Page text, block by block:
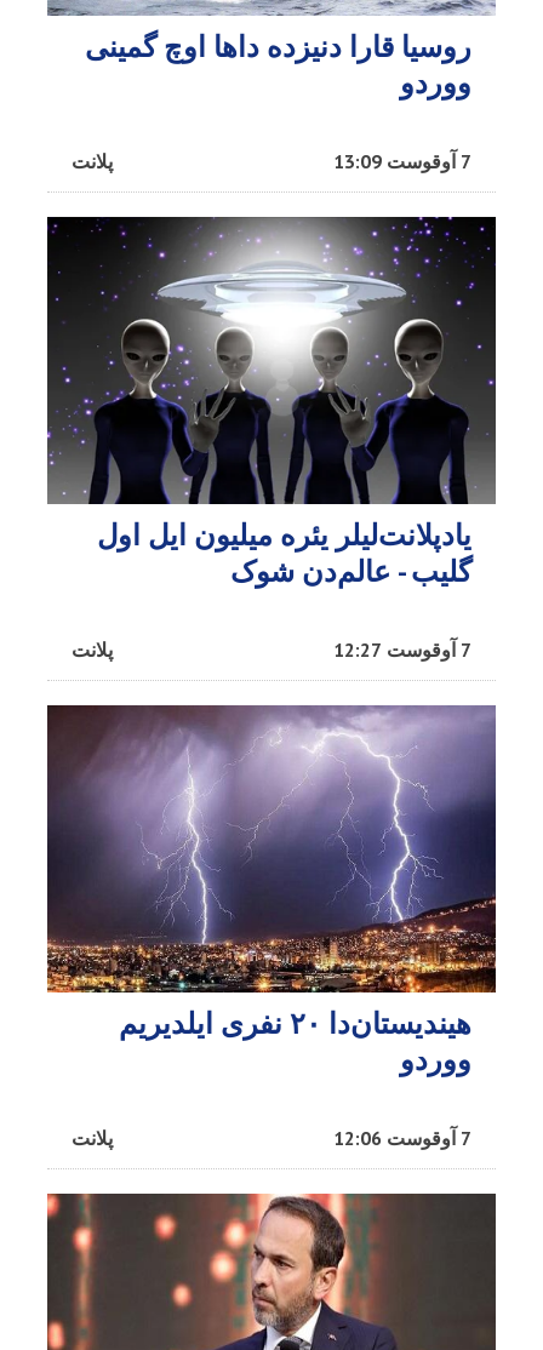
روسیا قارا دنیزده داها اوچ گمینی
ووردو
پلانت 7 آوقوست 13:09
یادپلانت‌لیلر یئره میلیون ایل اول
گلیب - عالم‌دن شوک
پلانت 7 آوقوست 12:27
هیندیستان‌دا ۲۰ نفری ایلدیریم
ووردو
پلانت 7 آوقوست 12:06